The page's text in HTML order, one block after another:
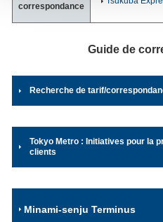
correspondance
Guide de
Recherche de tarif/
Tokyo Metro : Initiatives pour la
clients
Minami-senju Terminus